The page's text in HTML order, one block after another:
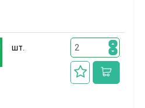
шт.